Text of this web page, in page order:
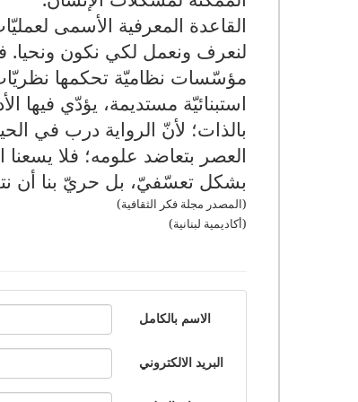
القاعدة المعرفية الأسمى
لنعرف ونعمل لكي نكون ونحيا.
مؤسّسات نظاميّة تحكمها نظريّات
استبنائيّة مستديمة، يؤدّي فيها
بالذات؛ لأنّ الرواية درب في
العصر بتعاضد علومه؛ فلا يسعنا
بشكل تعسّفيّ، بل حريّ بنا أن
(المصدر مجلة فكر الثقافية)
(أكاديمية لبنانية)
الاسم بالكامل
البريد الالكتروني